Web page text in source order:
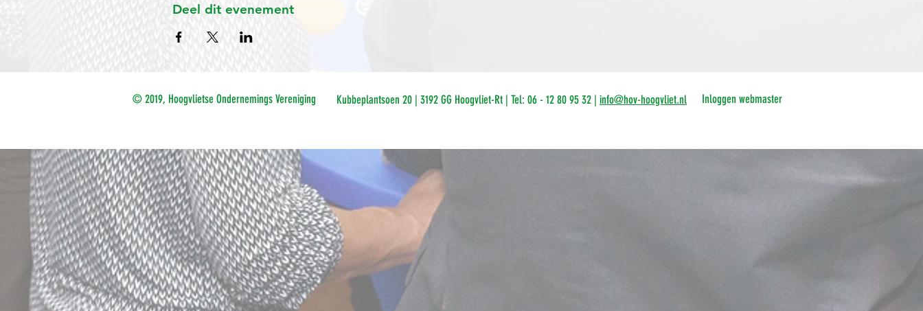
Deel dit evenement
© 2019, Hoogvlietse Ondernemings Vereniging Kubbeplantsoen 20 | 3192 GG Hoogvliet-Rt | Tel: 06 - 12 80 95 32 | info@hov-hoogvliet.nl Inloggen webmaster